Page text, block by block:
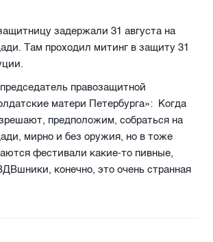
задержали 31 августа на
Там проходил митинг в защиту 31
правозащитной
матери Петербурга»: Когда
предположим, собраться на
мирно и без оружия, но в тоже
фестивали какие-то пивные,
конечно, это очень странная